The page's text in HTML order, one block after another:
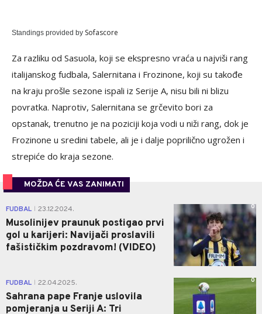
Standings provided by Sofascore
Za razliku od Sasuola, koji se ekspresno vraća u najviši rang
italijanskog fudbala, Salernitana i Frozinone, koji su takođe
na kraju prošle sezone ispali iz Serije A, nisu bili ni blizu
povratka. Naprotiv, Salernitana se grčevito bori za
opstanak, trenutno je na poziciji koja vodi u niži rang, dok je
Frozinone u sredini tabele, ali je i dalje poprilično ugrožen i
strepiće do kraja sezone.
MOŽDA ĆE VAS ZANIMATI
FUDBAL 23.12.2024.
Musolinijev praunuk postigao prvi
gol u karijeri: Navijači proslavili
fašističkim pozdravom! (VIDEO)
0
FUDBAL 22.04.2025.
Sahrana pape Franje uslovila
pomjeranja u Seriji A: Tri
0